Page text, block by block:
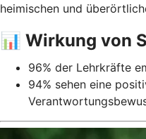
heimischen und
📊 Wirkung von
96% der Lehrkräfte
94% sehen eine